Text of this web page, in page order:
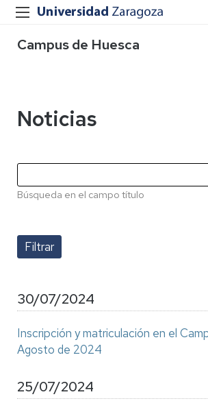
Campus de Huesca
Noticias
Búsqueda en el campo título
30/07/2024
Inscripción y matriculación en el
Agosto de 2024
25/07/2024